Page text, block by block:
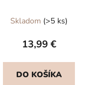
hodnotenie
produktu
5,0
z
Skladom (>5 ks)
13,99 €
DO KOŠÍKA